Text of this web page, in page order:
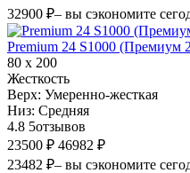
32900 ₽– вы сэкономите
Premium 24 S1000 (Премиум
80 х 200
Жесткость
Верх: Умеренно-жесткая
Низ: Средняя
4.8 5отзывов
23500 ₽ 46982 ₽
23482 ₽– вы сэкономите